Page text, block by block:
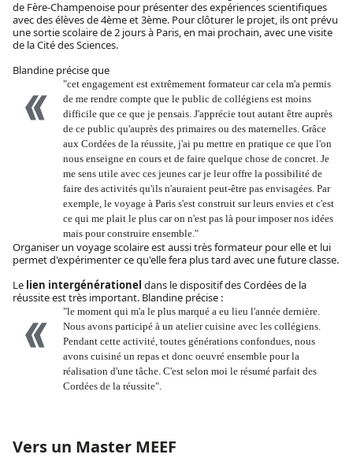
de Fère-Champenoise pour présenter des expériences scientifiques
avec des élèves de 4ème et 3ème. Pour clôturer le projet, ils ont prévu
une sortie scolaire de 2 jours à Paris, en mai prochain, avec une visite
de la Cité des Sciences.
Blandine précise que
"cet engagement est extrêmement formateur car cela m'a permis
de me rendre compte que le public de collégiens est moins
difficile que ce que je pensais. J'apprécie tout autant être auprès
de ce public qu'auprès des primaires ou des maternelles. Grâce
aux Cordées de la réussite, j'ai pu mettre en pratique ce que l'on
nous enseigne en cours et de faire quelque chose de concret. Je
me sens utile avec ces jeunes car je leur offre la possibilité de
faire des activités qu'ils n'auraient peut-être pas envisagées. Par
exemple, le voyage à Paris s'est construit sur leurs envies et c'est
ce qui me plait le plus car on n'est pas là pour imposer nos idées
mais pour construire ensemble."
Organiser un voyage scolaire est aussi très formateur pour elle et lui
permet d'expérimenter ce qu'elle fera plus tard avec une future classe.
Le lien intergénérationel dans le dispositif des Cordées de la
réussite est très important. Blandine précise :
"le moment qui m'a le plus marqué a eu lieu l'année dernière.
Nous avons participé à un atelier cuisine avec les collégiens.
Pendant cette activité, toutes générations confondues, nous
avons cuisiné un repas et donc oeuvré ensemble pour la
réalisation d'une tâche. C'est selon moi le résumé parfait des
Cordées de la réussite".
Vers un Master MEEF